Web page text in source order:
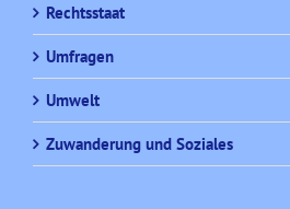
Rechtsstaat
Umfragen
Umwelt
Zuwanderung und Soziales